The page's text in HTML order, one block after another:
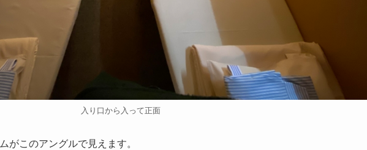
入り口から入って正面
がこのアングルで見えます。